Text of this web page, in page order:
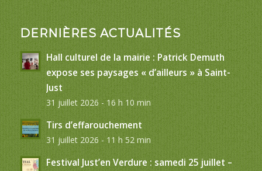
DERNIÈRES ACTUALITÉS
Hall culturel de la mairie : Patrick Demuth
expose ses paysages « d’ailleurs » à Saint-
Just
31 juillet 2026 - 16 h 10 min
Tirs d’effarouchement
31 juillet 2026 - 11 h 52 min
Festival Just’en Verdure : samedi 25 juillet –